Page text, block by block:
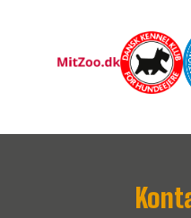
Kennel Coton Kieler
Grev Moltkevej 30